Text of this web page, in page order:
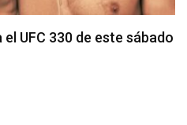
a prospecto invicto en